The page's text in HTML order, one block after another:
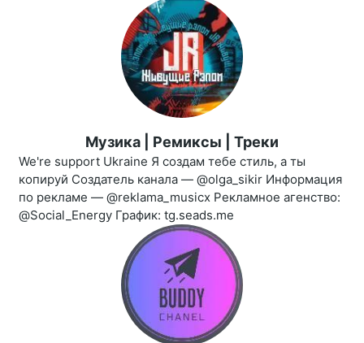
Музика | Ремиксы | Треки
We're support Ukraine Я создам тебе стиль, а ты
копируй Создатель канала — @olga_sikir Информация
по рекламе — @reklama_musicx Рекламное агенство:
@Social_Energy График: tg.seads.me